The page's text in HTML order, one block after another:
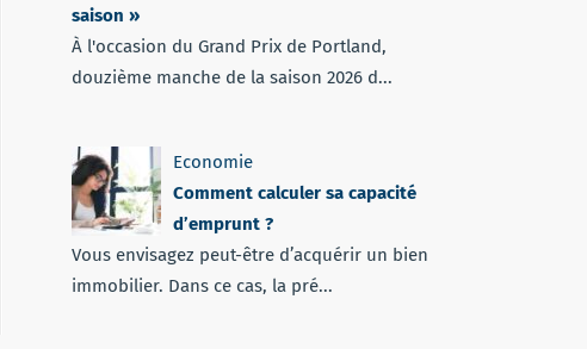
saison »
À l'occasion du Grand Prix de Portland,
douzième manche de la saison 2026 d...
Economie
Comment calculer sa capacité
d’emprunt ?
Vous envisagez peut-être d’acquérir un bien
immobilier. Dans ce cas, la pré...